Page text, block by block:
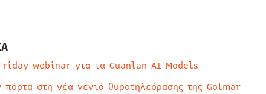
webinar για τα Guanlan AI Models
στη νέα γενιά θυροτηλεόρασης της Golmar